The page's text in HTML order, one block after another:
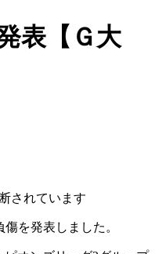
表【Ｇ大
されています
傷を発表しました。